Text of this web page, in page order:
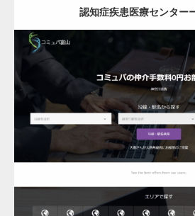
認知症疾患医療センター
更新日：
認知症疾患医療センタ
詳細 検索サイト